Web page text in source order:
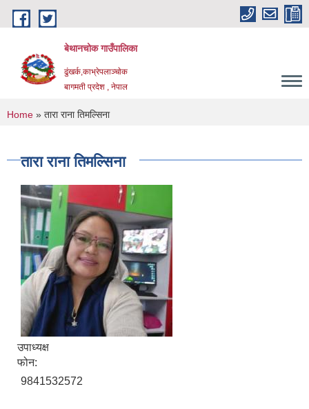
Skip to main content
बेथानचोक गाउँपालिका
ढुंखर्क,काभ्रेपलाञ्चाेक
बागमती प्रदेश , नेपाल
You are here
Home » तारा राना तिमल्सिना
तारा राना तिमल्सिना
उपाध्यक्ष
फोन:
9841532572